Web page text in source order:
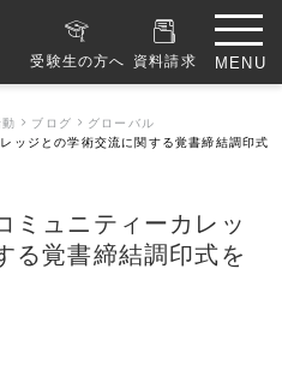
受験生の方へ 資料請求
動 ブログ
グローバル
ッジとの学術交流に関する覚書締結調印式
ミュニティーカレッ
る覚書締結調印式を